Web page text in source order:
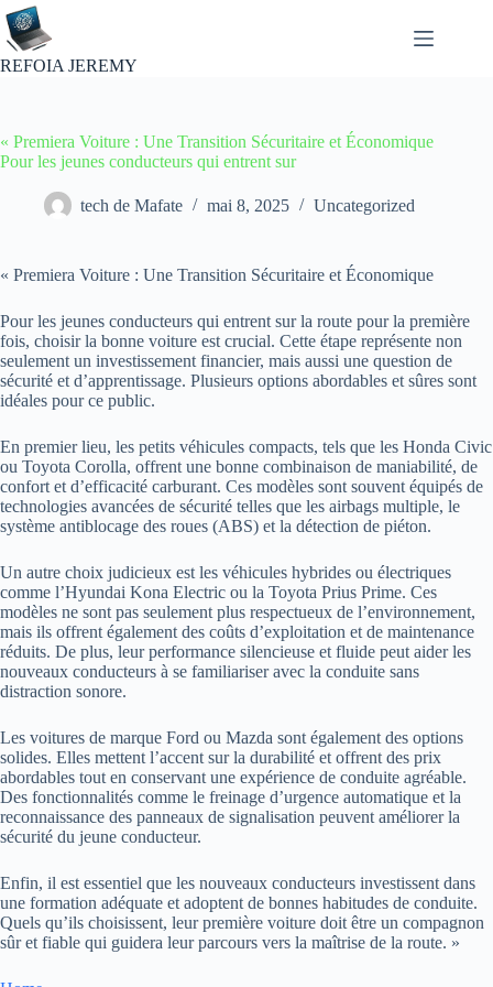
Passer
au
contenu
REFOIA JEREMY
« Premiera Voiture : Une Transition Sécuritaire et Économique
Pour les jeunes conducteurs qui entrent sur
tech de Mafate mai 8, 2025 Uncategorized
« Premiera Voiture : Une Transition Sécuritaire et Économique
Pour les jeunes conducteurs qui entrent sur la route pour la première
fois, choisir la bonne voiture est crucial. Cette étape représente non
seulement un investissement financier, mais aussi une question de
sécurité et d’apprentissage. Plusieurs options abordables et sûres sont
idéales pour ce public.
En premier lieu, les petits véhicules compacts, tels que les Honda Civic
ou Toyota Corolla, offrent une bonne combinaison de maniabilité, de
confort et d’efficacité carburant. Ces modèles sont souvent équipés de
technologies avancées de sécurité telles que les airbags multiple, le
système antiblocage des roues (ABS) et la détection de piéton.
Un autre choix judicieux est les véhicules hybrides ou électriques
comme l’Hyundai Kona Electric ou la Toyota Prius Prime. Ces
modèles ne sont pas seulement plus respectueux de l’environnement,
mais ils offrent également des coûts d’exploitation et de maintenance
réduits. De plus, leur performance silencieuse et fluide peut aider les
nouveaux conducteurs à se familiariser avec la conduite sans
distraction sonore.
Les voitures de marque Ford ou Mazda sont également des options
solides. Elles mettent l’accent sur la durabilité et offrent des prix
abordables tout en conservant une expérience de conduite agréable.
Des fonctionnalités comme le freinage d’urgence automatique et la
reconnaissance des panneaux de signalisation peuvent améliorer la
sécurité du jeune conducteur.
Enfin, il est essentiel que les nouveaux conducteurs investissent dans
une formation adéquate et adoptent de bonnes habitudes de conduite.
Quels qu’ils choisissent, leur première voiture doit être un compagnon
sûr et fiable qui guidera leur parcours vers la maîtrise de la route. »